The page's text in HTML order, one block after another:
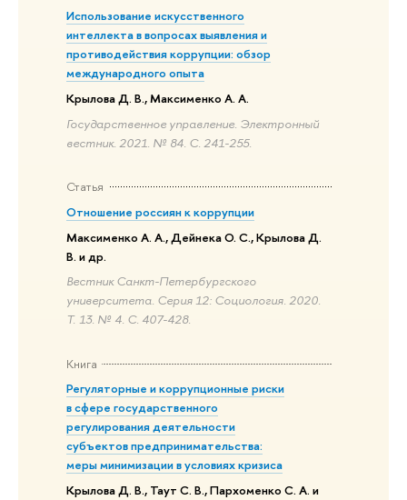
Использование искусственного
интеллекта в вопросах выявления и
противодействия коррупции: обзор
международного опыта
Крылова Д. В., Максименко А. А.
Государственное управление. Электронный
вестник. 2021. № 84. С. 241-255.
Статья
Отношение россиян к коррупции
Максименко А. А., Дейнека О. С., Крылова Д.
В. и др.
Вестник Санкт-Петербургского
университета. Серия 12: Социология. 2020.
Т. 13. № 4. С. 407-428.
Книга
Регуляторные и коррупционные риски
в сфере государственного
регулирования деятельности
субъектов предпринимательства:
меры минимизации в условиях кризиса
Крылова Д. В., Таут С. В., Пархоменко С. А. и